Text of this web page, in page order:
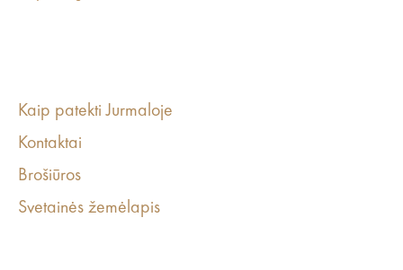
Kaip patekti Jurmaloje
Kontaktai
Brošiūros
Svetainės žemėlapis